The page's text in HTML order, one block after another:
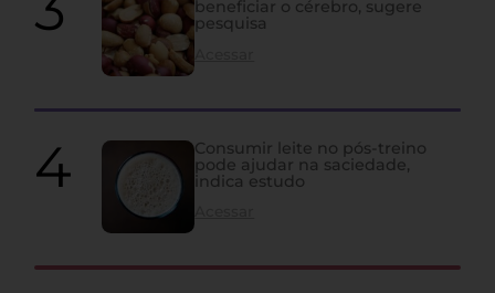
beneficiar o cérebro, sugere
pesquisa
Consumir leite no pós-treino
pode ajudar na saciedade,
indica estudo